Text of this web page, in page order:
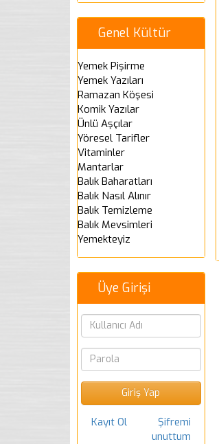
Genel Kültür
Yemek Pişirme
Yemek Yazıları
Ramazan Köşesi
Komik Yazılar
Ünlü Aşçılar
Yöresel Tarifler
Vitaminler
Mantarlar
Balık Baharatları
Balık Nasıl Alınır
Balık Temizleme
Balık Mevsimleri
Yemekteyiz
Üye Girişi
Kayıt Ol
Şifremi
unuttum